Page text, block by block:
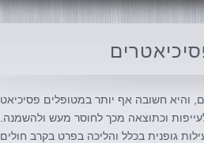
והיא חשובה אף יותר במטופלים
לעייפות וכתוצאה מכך לחוסר מעש
גופנית בכלל והליכה בפרט בקרב